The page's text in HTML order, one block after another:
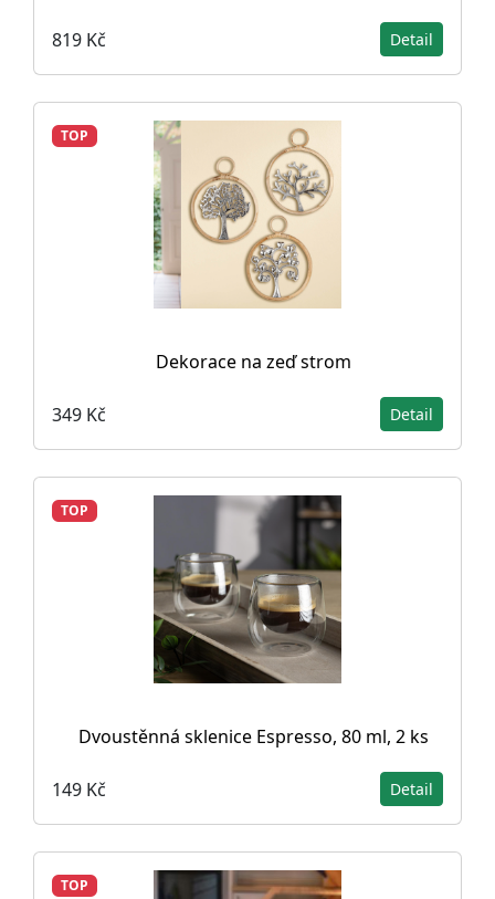
819 Kč Detail
TOP
Dekorace na zeď strom
349 Kč Detail
TOP
Dvoustěnná sklenice Espresso, 80 ml, 2 ks
149 Kč Detail
TOP